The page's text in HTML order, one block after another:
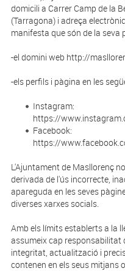
domicili a Carrer Camp de la
(Tarragona) i adreça
manifesta que són de la seva
-el domini web http://
-els perfils i pàgina en les
Instagram:
https://
Facebook:
https://
L'Ajuntament de Masllorenç
derivada de l'ús incorrecte,
apareguda en les seves
diverses xarxes socials.
Amb els límits establerts a la
assumeix cap responsabilitat
integritat, actualització i
contenen en els seus mitjans